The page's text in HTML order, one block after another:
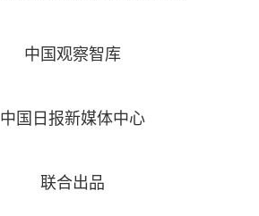
中国观察智库
中国日报新媒体中心
联合出品